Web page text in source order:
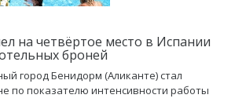
на четвёртое место в Испании
броней
город Бенидорм (Аликанте) стал
по показателю интенсивности работы